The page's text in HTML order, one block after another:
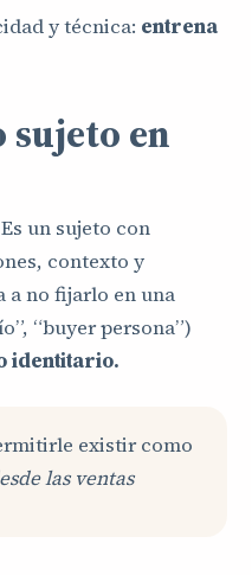
y técnica: entrena
sujeto en
un sujeto con
contexto y
a no fijarlo en una
“buyer persona”)
identitario.
existir como
las ventas